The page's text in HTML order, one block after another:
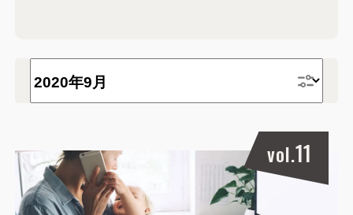
vol.11
白・ホワイト
L字デスク
オフィスレイアウト
働き方
オフィス
リモートワーク
在宅勤務
フェイクグリーン